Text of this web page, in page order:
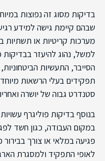
בדיקות מסוג זה נפוצות
שבהם קיימת גישה למידע
מערכות קריטיות או תשתיות
למשל, נהוג להיעזר
הסייבר, התעשיות
תפקידים בעלי הרשאות
סטנדרט גבוה של יושרה
בנוסף בדיקות פוליגרף
במקום העבודה, כגון חשד
פגיעה במלאי או צורך
לאופי התפקיד ולמסגרת